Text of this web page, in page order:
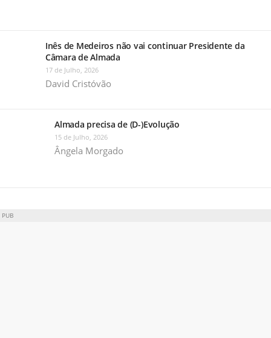
Inês de Medeiros não vai continuar Presidente da
Câmara de Almada
17 de Julho, 2026
David Cristóvão
Almada precisa de (D-)Evolução
15 de Julho, 2026
Ângela Morgado
PUB